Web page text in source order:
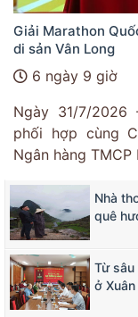
Giải Marathon
di sản Vân Long
6 ngày 9 giờ
Ngày 31/7/2026
phối hợp cùng
Ngân hàng
Nhà
quê
Từ
ở